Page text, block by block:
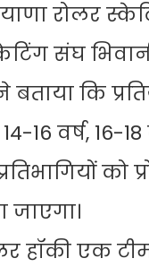
रोलर
संघ
कि
14-16 वर्ष,
को
जाएगा।
हॉकी एक